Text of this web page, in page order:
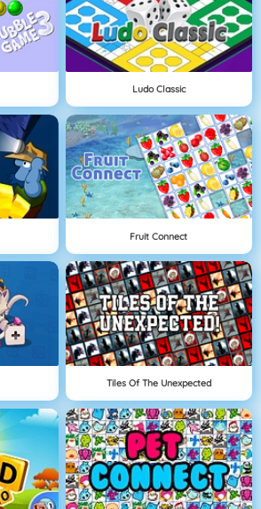
Ludo Classic
Fruit Connect
Tiles Of The Unexpected